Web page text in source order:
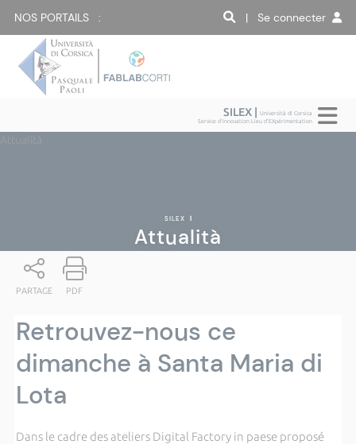
NOS PORTAILS : | Se connecter
SILEX |Università di Corsica
Service d'Innovation Lieu d'EXpérimentation
Attualità
SILEX |
Attualità
PARTAGE PDF
Retrouvez-nous ce
dimanche à Santa Maria di
Lota
Dans le cadre des ateliers Digital Factory in paese proposé